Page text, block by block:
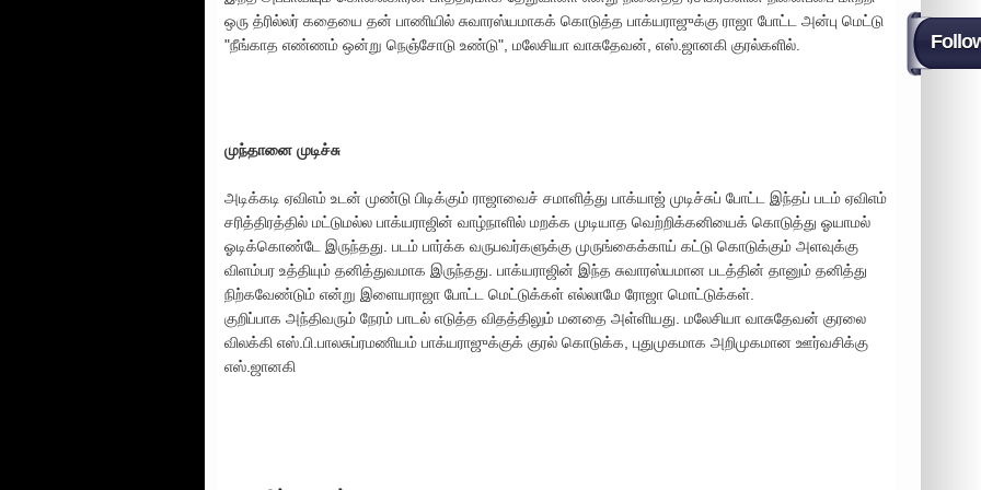
ஒரு த்ரில்லர் கதையை தன் பாணியில் சுவாரஸ்யமாகக் கொடுத்த பாக்யராஜுக்கு ராஜா போட்ட அன்பு மெட்டு
"நீங்காத எண்ணம் ஒன்று நெஞ்சோடு உண்டு", மலேசியா வாசுதேவன், எஸ்.ஜானகி குரல்களில்.
முந்தானை முடிச்சு
அடிக்கடி ஏவிஎம் உடன் முண்டு பிடிக்கும் ராஜாவைச் சமாளித்து பாக்யாஜ் முடிச்சுப் போட்ட இந்தப் படம் ஏவிஎம்
சரித்திரத்தில் மட்டுமல்ல பாக்யராஜின் வாழ்நாளில் மறக்க முடியாத வெற்றிக்கனியைக் கொடுத்து ஓயாமல்
ஓடிக்கொண்டே இருந்தது. படம் பார்க்க வருபவர்களுக்கு முருங்கைக்காய் கட்டு கொடுக்கும் அளவுக்கு
விளம்பர உத்தியும் தனித்துவமாக இருந்தது. பாக்யராஜின் இந்த சுவாரஸ்யமான படத்தின் தானும் தனித்து
நிற்கவேண்டும் என்று இளையராஜா போட்ட மெட்டுக்கள் எல்லாமே ரோஜா மொட்டுக்கள்.
குறிப்பாக அந்திவரும் நேரம் பாடல் எடுத்த விதத்திலும் மனதை அள்ளியது. மலேசியா வாசுதேவன் குரலை
விலக்கி எஸ்.பி.பாலசுப்ரமணியம் பாக்யராஜுக்குக் குரல் கொடுக்க, புதுமுகமாக அறிமுகமான ஊர்வசிக்கு
எஸ்.ஜானகி